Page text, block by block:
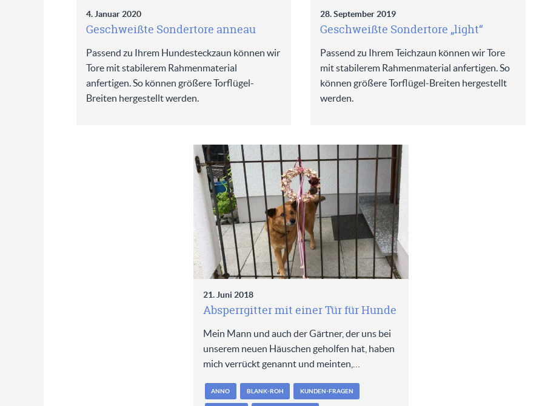
4. Januar 2020
Geschweißte Sondertore anneau
Passend zu Ihrem Hundesteckzaun können wir
Tore mit stabilerem Rahmenmaterial
anfertigen. So können größere Torflügel-
Breiten hergestellt werden.
28. September 2019
Geschweißte Sondertore „light“
Passend zu Ihrem Teichzaun können wir Tore
mit stabilerem Rahmenmaterial anfertigen. So
können größere Torflügel-Breiten hergestellt
werden.
21. Juni 2018
Absperrgitter mit einer Tür für Hunde
Mein Mann und auch der Gärtner, der uns bei
unserem neuen Häuschen geholfen hat, haben
mich verrückt genannt und meinten,…
ANNO BLANK-ROH KUNDEN-FRAGEN